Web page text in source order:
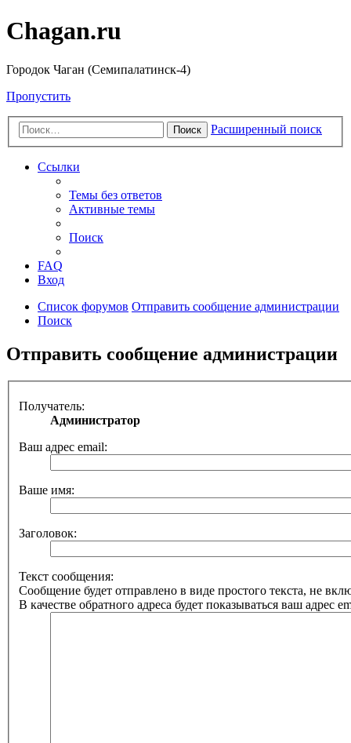
Chagan.ru
Городок Чаган (Семипалатинск-4)
Пропустить
Поиск Расширенный поиск
Ссылки
Темы без ответов
Активные темы
Поиск
FAQ
Вход
Список форумов Отправить сообщение администрации
Поиск
Отправить сообщение администрации
Получатель:
Администратор
Ваш адрес email:
Ваше имя:
Заголовок:
Текст сообщения:
Сообщение будет отправлено в виде простого текста, не
В качестве обратного адреса будет показываться ваш адрес